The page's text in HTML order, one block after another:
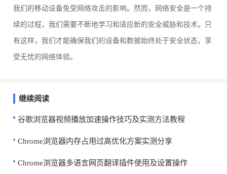
我们的移动设备免受网络攻击的影响。然而，网络安全是一个持
续的过程，我们需要不断地学习和适应新的安全威胁和技术。只
有这样，我们才能确保我们的设备和数据始终处于安全状态，享
受无忧的网络体验。
继续阅读
谷歌浏览器视频播放加速操作技巧及实测方法教程
Chrome浏览器内存占用过高优化方案实测分享
Chrome浏览器多语言网页翻译插件使用及设置操作